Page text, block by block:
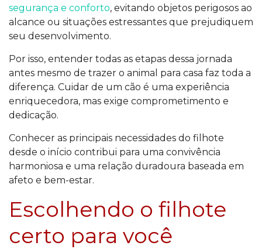
segurança e conforto, evitando objetos perigosos ao
alcance ou situações estressantes que prejudiquem
seu desenvolvimento.
Por isso, entender todas as etapas dessa jornada
antes mesmo de trazer o animal para casa faz toda a
diferença. Cuidar de um cão é uma experiência
enriquecedora, mas exige comprometimento e
dedicação.
Conhecer as principais necessidades do filhote
desde o início contribui para uma convivência
harmoniosa e uma relação duradoura baseada em
afeto e bem-estar.
Escolhendo o filhote
certo para você